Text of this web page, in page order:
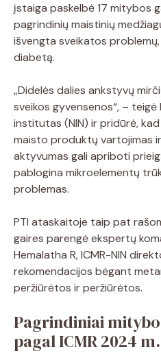
įstaiga paskelbė 17 mitybos
pagrindinių maistinių
išvengta sveikatos
diabetą.
„Didelės dalies ankstyvų
sveikos gyvensenos“, –
institutas (NIN) ir pridūrė,
maisto produktų vartojimas
aktyvumas gali apriboti
pablogina mikroelementų
problemas.
PTI ataskaitoje taip pat
gaires parengė ekspertų
Hemalatha R, ICMR-NIN
rekomendacijos bėgant
peržiūrėtos ir peržiūrėtos.
Pagrindiniai
pagal ICMR 2024